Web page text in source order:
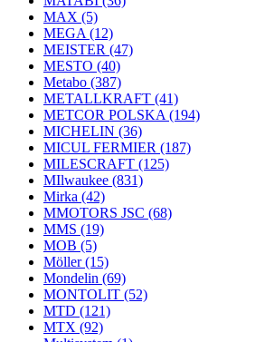
MAX (5)
MEGA (12)
MEISTER (47)
MESTO (40)
Metabo (387)
METALLKRAFT (41)
METCOR POLSKA (194)
MICHELIN (36)
MICUL FERMIER (187)
MILESCRAFT (125)
MIlwaukee (831)
Mirka (42)
MMOTORS JSC (68)
MMS (19)
MOB (5)
Möller(15)
Mondelin (69)
MONTOLIT (52)
MTD (121)
MTX (92)